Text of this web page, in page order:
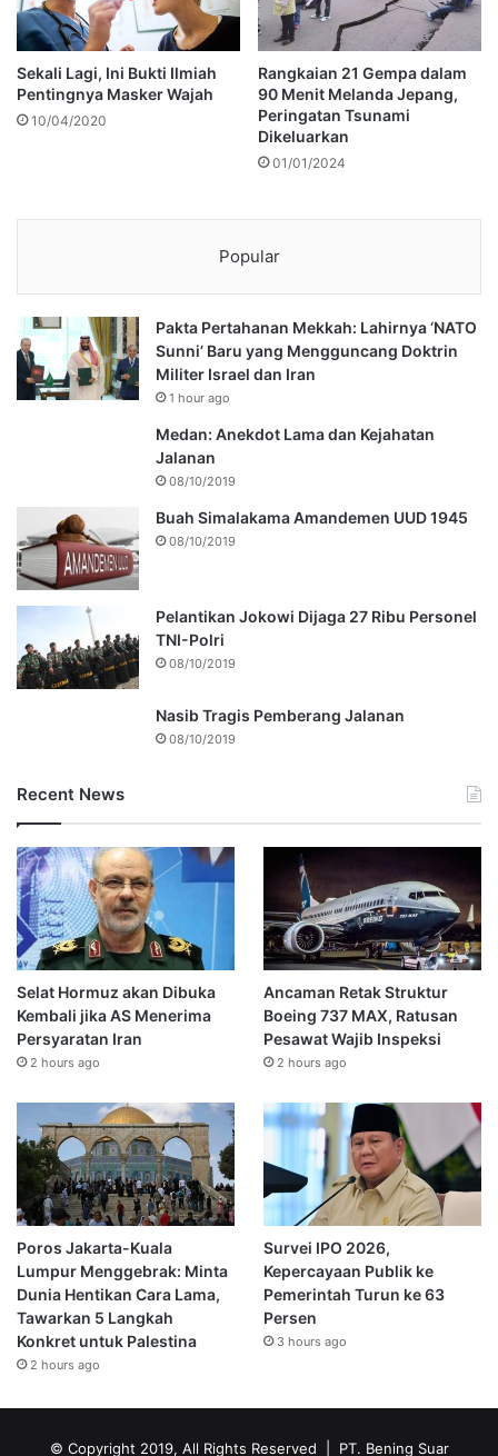
Sekali Lagi, Ini Bukti Ilmiah
Pentingnya Masker Wajah
10/04/2020
Rangkaian 21 Gempa dalam
90 Menit Melanda Jepang,
Peringatan Tsunami
Dikeluarkan
01/01/2024
Popular
Pakta Pertahanan Mekkah: Lahirnya ‘NATO
Sunni’ Baru yang Mengguncang Doktrin
Militer Israel dan Iran
1 hour ago
Medan: Anekdot Lama dan Kejahatan
Jalanan
08/10/2019
Buah Simalakama Amandemen UUD 1945
08/10/2019
Pelantikan Jokowi Dijaga 27 Ribu Personel
TNI-Polri
08/10/2019
Nasib Tragis Pemberang Jalanan
08/10/2019
Recent News
Selat Hormuz akan Dibuka
Kembali jika AS Menerima
Persyaratan Iran
2 hours ago
Ancaman Retak Struktur
Boeing 737 MAX, Ratusan
Pesawat Wajib Inspeksi
2 hours ago
Poros Jakarta-Kuala
Lumpur Menggebrak: Minta
Dunia Hentikan Cara Lama,
Tawarkan 5 Langkah
Konkret untuk Palestina
2 hours ago
Survei IPO 2026,
Kepercayaan Publik ke
Pemerintah Turun ke 63
Persen
3 hours ago
© Copyright 2019, All Rights Reserved | PT. Bening Suar